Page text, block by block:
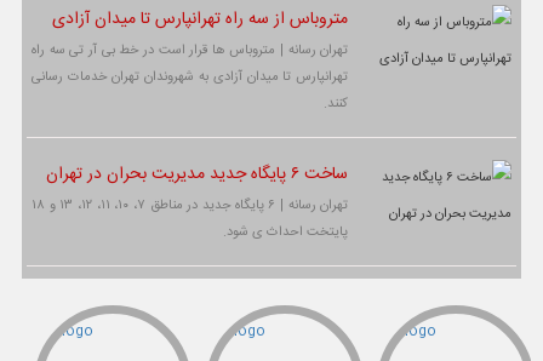
متروباس از سه راه تهرانپارس تا میدان آزادی
تهران رسانه | متروباس ها قرار است در خط بی آر تی سه راه
تهرانپارس تا میدان آزادی به شهروندان تهران خدمات رسانی
کنند.
ساخت ۶ پایگاه جدید مدیریت بحران در تهران
تهران رسانه | ۶ پایگاه جدید در مناطق ۷، ۱۰، ۱۱، ۱۲، ۱۳ و ۱۸
پایتخت احداث ی شود.